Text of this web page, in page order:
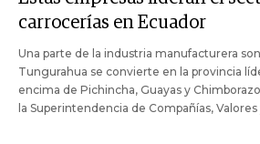
carrocerías en Ecuador
Una parte de la industria manufacturera
Tungurahua se convierte en la provincia
encima de Pichincha, Guayas y
la Superintendencia de Compañías, Valores